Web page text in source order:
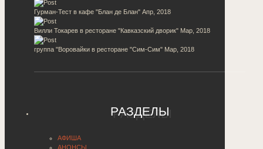
Гурман-Тест в кафе "Блан де Блан" Апр, 2018
Вилли Токарев в ресторане "Кавказский дворик" Мар, 2018
группа "Воровайки в ресторане "Сим-Сим" Мар, 2018
РАЗДЕЛЫ
АФИША
АНОНСЫ